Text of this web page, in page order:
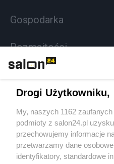
Gospodarka
Rozmaitości
Sport
Społeczeństwo
Kultura
Drogi Użytkowniku,
My, naszych 1162
podmioty z salon24.pl
przechowujemy informacje
przetwarzamy dane
identyfikatory, standardowe